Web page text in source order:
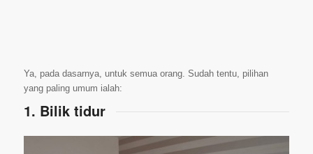
Ya, pada dasarnya, untuk semua orang. Sudah tentu, pilihan
yang paling umum ialah:
1. Bilik tidur